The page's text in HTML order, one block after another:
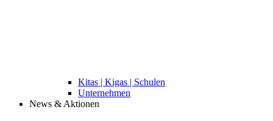
Kitas | Kigas | Schulen
Unternehmen
News & Aktionen